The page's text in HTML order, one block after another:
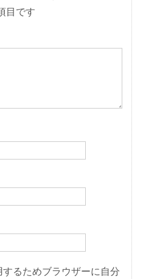
目です
るためブラウザーに自分